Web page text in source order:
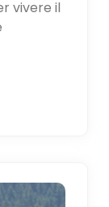
vivere il